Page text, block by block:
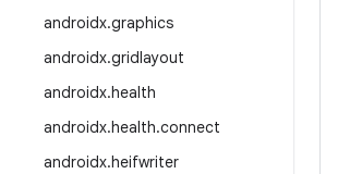
androidx.graphics
androidx.gridlayout
androidx.health
androidx.health.connect
androidx.heifwriter